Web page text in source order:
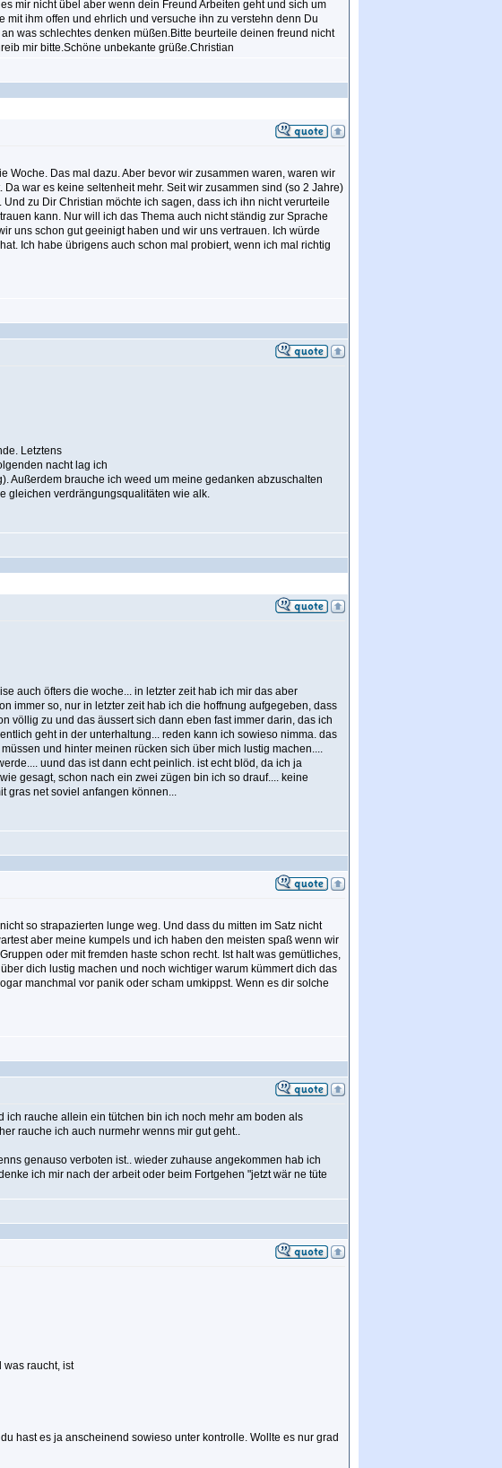
mir nicht übel aber wenn dein Freund Arbeiten geht und sich um
ihm offen und ehrlich und versuche ihn zu verstehn denn Du
was schlechtes denken müßen.Bitte beurteile deinen freund nicht
mir bitte.Schöne unbekante grüße.Christian
Woche. Das mal dazu. Aber bevor wir zusammen waren, waren wir
war es keine seltenheit mehr. Seit wir zusammen sind (so 2 Jahre)
zu Dir Christian möchte ich sagen, dass ich ihn nicht verurteile
kann. Nur will ich das Thema auch nicht ständig zur Sprache
uns schon gut geeinigt haben und wir uns vertrauen. Ich würde
Ich habe übrigens auch schon mal probiert, wenn ich mal richtig
Letztens
nacht lag ich
Außerdem brauche ich weed um meine gedanken abzuschalten
gleichen verdrängungsqualitäten wie alk.
auch öfters die woche... in letzter zeit hab ich mir das aber
immer so, nur in letzter zeit hab ich die hoffnung aufgegeben, dass
völlig zu und das äussert sich dann eben fast immer darin, das ich
geht in der unterhaltung... reden kann ich sowieso nimma. das
und hinter meinen rücken sich über mich lustig machen....
uund das ist dann echt peinlich. ist echt blöd, da ich ja
gesagt, schon nach ein zwei zügen bin ich so drauf.... keine
net soviel anfangen können...
so strapazierten lunge weg. Und dass du mitten im Satz nicht
aber meine kumpels und ich haben den meisten spaß wenn wir
oder mit fremden haste schon recht. Ist halt was gemütliches,
dich lustig machen und noch wichtiger warum kümmert dich das
manchmal vor panik oder scham umkippst. Wenn es dir solche
rauche allein ein tütchen bin ich noch mehr am boden als
rauche ich auch nurmehr wenns mir gut geht..
genauso verboten ist.. wieder zuhause angekommen hab ich
ich mir nach der arbeit oder beim Fortgehen "jetzt wär ne tüte
was raucht, ist
hast es ja anscheinend sowieso unter kontrolle. Wollte es nur grad